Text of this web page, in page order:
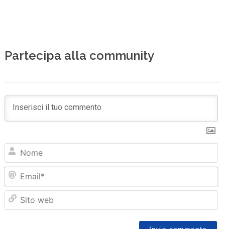
Partecipa alla community